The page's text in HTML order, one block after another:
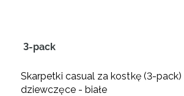
3-pack
Skarpetki casual za kostkę (3-pack)
dziewczęce - białe